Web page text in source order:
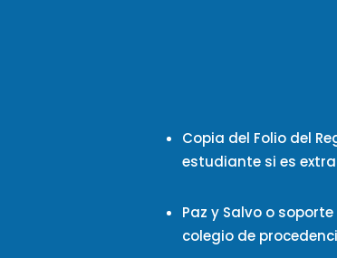
Copia del Folio del R
estudiante si es
Paz y Salvo o
colegio de